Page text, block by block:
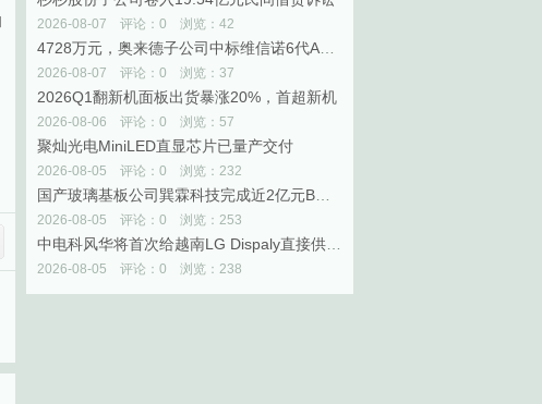
2026-08-07 评论：0 浏览：42
2026-08-07 评论：0 浏览：37
2026Q1翻新机面板出货暴涨20%，首超新机
2026-08-06 评论：0 浏览：57
聚灿光电MiniLED直显芯片已量产交付
2026-08-05 评论：0 浏览：232
2026-08-05 评论：0 浏览：253
2026-08-05 评论：0 浏览：238